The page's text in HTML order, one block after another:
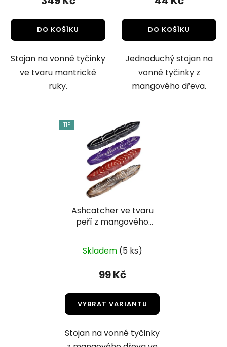
DO KOŠÍKU
Stojan na vonné tyčinky
ve tvaru mantrické
ruky.
DO KOŠÍKU
Jednoduchý stojan na
vonné tyčinky z
mangového dřeva.
TIP
Ashcatcher ve tvaru
peří z mangového
vonné tyčky
Skladem (5 ks)
99 Kč
VYBRAT VARIANTU
Stojan na vonné tyčinky